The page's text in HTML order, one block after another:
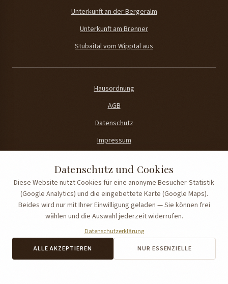
Unterkunft an der Bergeralm
Unterkunft am Brenner
Stubaital vom Wipptal aus
Hausordnung
AGB
Datenschutz
Impressum
Cookie-Einstellungen
Folgen Sie uns
Instagram
©2026Stoacherhof Apartments Alle Rechte vorbehalten
: © Johannes Bitter
Datenschutz und Cookies
Diese Website nutzt Cookies für eine anonyme Besucher-Statistik
(Google Analytics) und die eingebettete Karte (Google Maps).
Beides wird nur mit Ihrer Einwilligung geladen — Sie können frei
wählen und die Auswahl jederzeit widerrufen.
Datenschutzerklärung
ALLE AKZEPTIEREN
NUR ESSENZIELLE